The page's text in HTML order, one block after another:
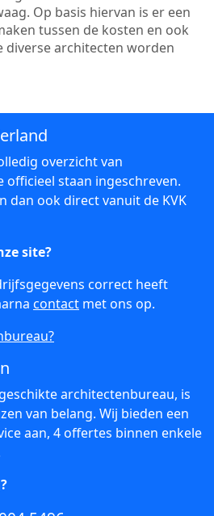
Op basis hiervan is er een
tussen de kosten en ook
diverse architecten worden
overzicht van
staan ingeschreven.
dan ook direct vanuit de KVK
site?
correct heeft
contact met ons op.
architectenbureau, is
van belang. Wij bieden een
aan, 4 offertes binnen enkele